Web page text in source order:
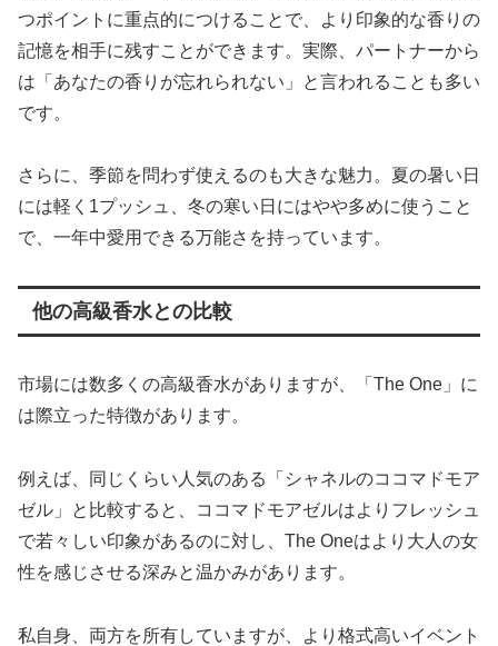
つポイントに重点的につけることで、より印象的な香りの
記憶を相手に残すことができます。実際、パートナーから
は「あなたの香りが忘れられない」と言われることも多い
です。
さらに、季節を問わず使えるのも大きな魅力。夏の暑い日
には軽く1プッシュ、冬の寒い日にはやや多めに使うこと
で、一年中愛用できる万能さを持っています。
他の高級香水との比較
市場には数多くの高級香水がありますが、「The One」に
は際立った特徴があります。
例えば、同じくらい人気のある「シャネルのココマドモア
ゼル」と比較すると、ココマドモアゼルはよりフレッシュ
で若々しい印象があるのに対し、The Oneはより大人の女
性を感じさせる深みと温かみがあります。
私自身、両方を所有していますが、より格式高いイベント